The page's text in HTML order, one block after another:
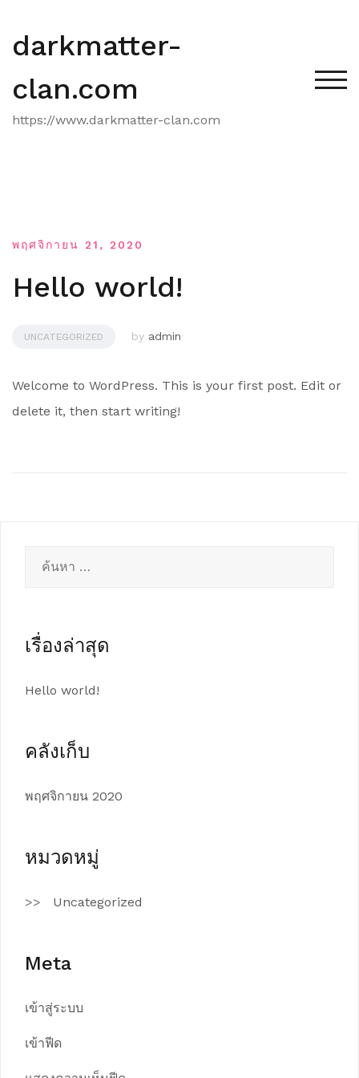
content
darkmatter-
clan.com
https://www.darkmatter-clan.com
พฤศจิกายน 21, 2020
Hello world!
UNCATEGORIZED by admin
Welcome to WordPress. This is your first post. Edit or
delete it, then start writing!
สำหรับ:
เรื่องล่าสุด
Hello world!
คลังเก็บ
พฤศจิกายน 2020
หมวดหมู่
Uncategorized
Meta
เข้าสู่ระบบ
เข้าฟีด